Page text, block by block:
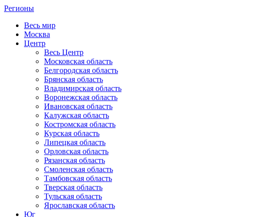
Регионы
Весь мир
Москва
Центр
Весь Центр
Московская область
Белгородская область
Брянская область
Владимирская область
Воронежская область
Ивановская область
Калужская область
Костромская область
Курская область
Липецкая область
Орловская область
Рязанская область
Смоленская область
Тамбовская область
Тверская область
Тульская область
Ярославская область
Юг